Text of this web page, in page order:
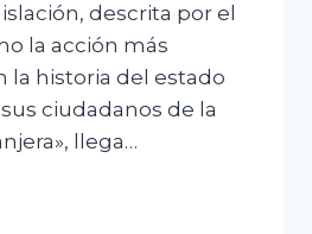
descrita por el
la acción más
historia del estado
ciudadanos de la
llega…